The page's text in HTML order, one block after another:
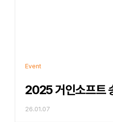
Event
2025 거인소프트
26.01.07